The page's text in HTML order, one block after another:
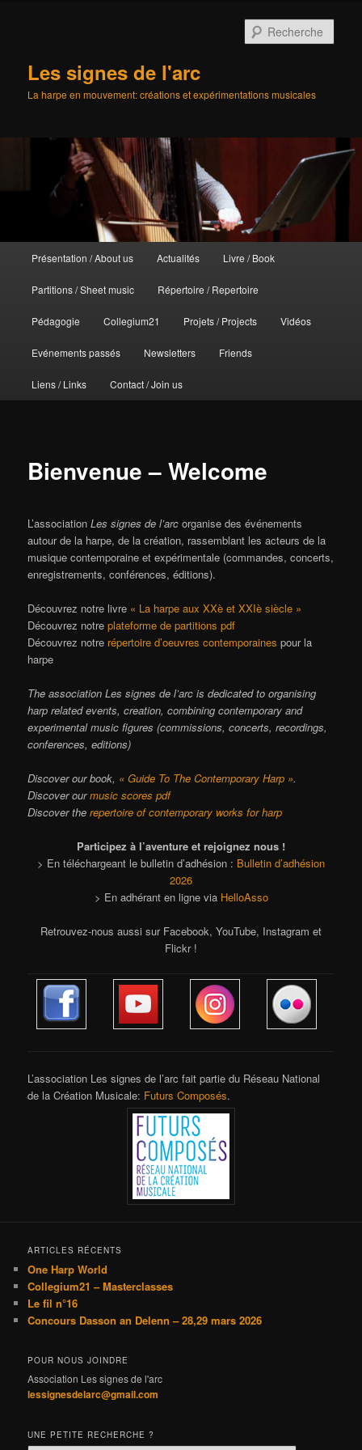
Les signes de l'arc
La harpe en mouvement: créations et expérimentations musicales
principal
Présentation / About us Actualités Livre / Book
Partitions / Sheet music Répertoire / Repertoire
Pédagogie Collegium21 Projets / Projects Vidéos
Evénements passés Newsletters Friends
Liens / Links Contact / Join us
Bienvenue – Welcome
L’association Les signes de l’arc organise des événements
autour de la harpe, de la création, rassemblant les acteurs de la
musique contemporaine et expérimentale (commandes, concerts,
enregistrements, conférences, éditions).
Découvrez notre livre « La harpe aux XXè et XXIè siècle »
Découvrez notreplateforme de partitions pdf
Découvrez notre répertoire d’oeuvres contemporaines pour la
harpe
The association Les signes de l’arc is dedicated to organising
harp related events, creation, combining contemporary and
experimental music figures (commissions, concerts, recordings,
conferences, editions)
Discover our book, « Guide To The Contemporary Harp ».
Discover ourmusic scores pdf
Discover therepertoire of contemporary works for harp
Participez à l’aventure et rejoignez nous !
> En téléchargeant le bulletin d’adhésion : Bulletin d’adhésion
2026
> En adhérant en ligne via HelloAsso
Retrouvez-nous aussi sur Facebook, YouTube, Instagram et
Flickr !
L’association Les signes de l’arc fait partie du Réseau National
de la Création Musicale: Futurs Composés.
ARTICLES RÉCENTS
One Harp World
Collegium21 – Masterclasses
Le fil n°16
Concours Dasson an Delenn – 28,29 mars 2026
POUR NOUS JOINDRE
Association Les signes de l'arc
lessignesdelarc@gmail.com
UNE PETITE RECHERCHE ?